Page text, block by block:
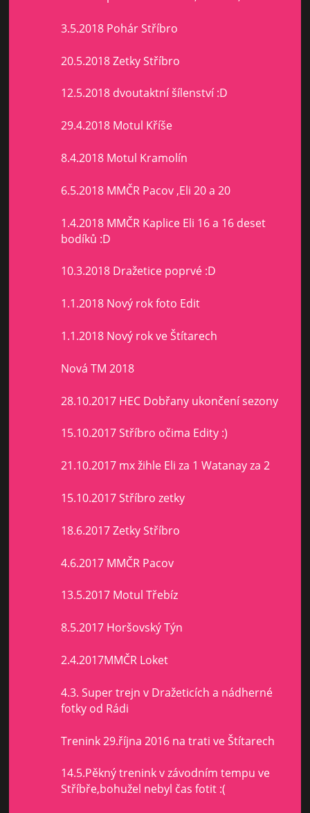
3.5.2018 Pohár Stříbro
20.5.2018 Zetky Stříbro
12.5.2018 dvoutaktní šílenství :D
29.4.2018 Motul Kříše
8.4.2018 Motul Kramolín
6.5.2018 MMČR Pacov ,Eli 20 a 20
1.4.2018 MMČR Kaplice Eli 16 a 16 deset
bodíků :D
10.3.2018 Dražetice poprvé :D
1.1.2018 Nový rok foto Edit
1.1.2018 Nový rok ve Štítarech
Nová TM 2018
28.10.2017 HEC Dobřany ukončení sezony
15.10.2017 Stříbro očima Edity :)
21.10.2017 mx žihle Eli za 1 Watanay za 2
15.10.2017 Stříbro zetky
18.6.2017 Zetky Stříbro
4.6.2017 MMČR Pacov
13.5.2017 Motul Třebíz
8.5.2017 Horšovský Týn
2.4.2017MMČR Loket
4.3. Super trejn v Dražeticích a nádherné
fotky od Rádi
Trenink 29.října 2016 na trati ve Štítarech
14.5.Pěkný trenink v závodním tempu ve
Stříbře,bohužel nebyl čas fotit :(